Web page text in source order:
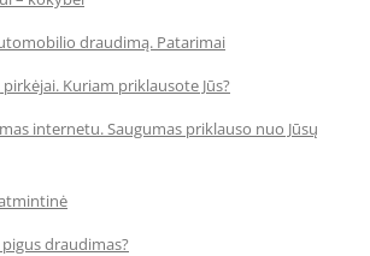
draudimą. Patarimai
Kuriam priklausote Jūs?
internetu. Saugumas priklauso nuo Jūsų
draudimas?